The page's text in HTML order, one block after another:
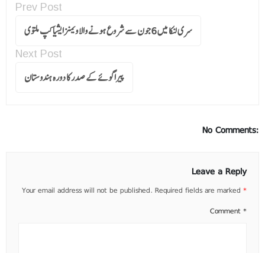
Prev Post
سری لنکا میں 6جون سے شروع ہونے والا ویمنزایشیا کپ ملتوی
Next Post
پیراگوئے کے صدر کا دورہ ہندوستان
No Comments:
Leave a Reply
Your email address will not be published. Required fields are marked *
Comment *